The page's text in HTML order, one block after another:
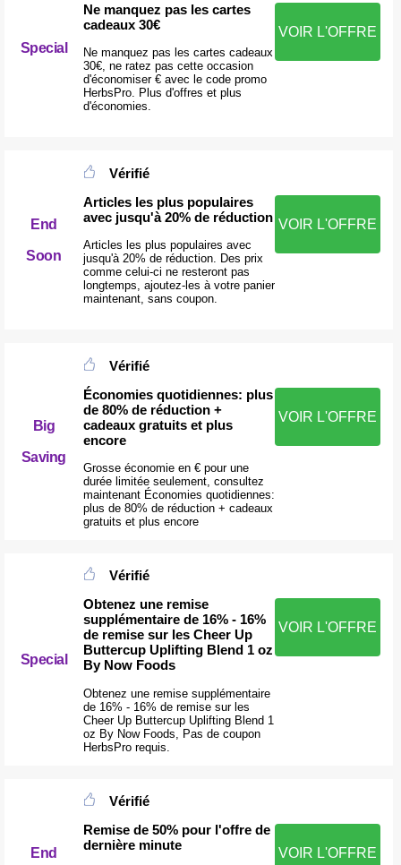
Special
Ne manquez pas les cartes
cadeaux 30€
Ne manquez pas les cartes cadeaux
30€, ne ratez pas cette occasion
d'économiser € avec le code promo
HerbsPro. Plus d'offres et plus
d'économies.
VOIR L'OFFRE
End
Soon
Vérifié
Articles les plus populaires
avec jusqu'à 20% de réduction
Articles les plus populaires avec
jusqu'à 20% de réduction. Des prix
comme celui-ci ne resteront pas
longtemps, ajoutez-les à votre panier
maintenant, sans coupon.
VOIR L'OFFRE
Big
Saving
Vérifié
Économies quotidiennes: plus
de 80% de réduction +
cadeaux gratuits et plus
encore
Grosse économie en € pour une
durée limitée seulement, consultez
maintenant Économies quotidiennes:
plus de 80% de réduction + cadeaux
gratuits et plus encore
VOIR L'OFFRE
Special
Vérifié
Obtenez une remise
supplémentaire de 16% - 16%
de remise sur les Cheer Up
Buttercup Uplifting Blend 1 oz
By Now Foods
Obtenez une remise supplémentaire
de 16% - 16% de remise sur les
Cheer Up Buttercup Uplifting Blend 1
oz By Now Foods, Pas de coupon
HerbsPro requis.
VOIR L'OFFRE
End
Vérifié
Remise de 50% pour l'offre de
dernière minute
VOIR L'OFFRE